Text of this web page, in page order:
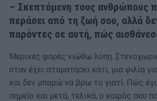
– Σκεπτόμενη τους ανθρώπους
περάσει από τη ζωή σου, αλλά
παρόντες σε αυτή, πώς
Μερικές φορές νιώθω λύπη.
όταν έχει σταματήσει κάτι, μια φιλία
και δεν μπορώ να βρω το γιατί. Πώς
σημείο και μετά, τελικά, ο καιρός σου